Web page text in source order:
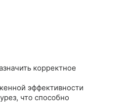
корректное
эффективности
что способно